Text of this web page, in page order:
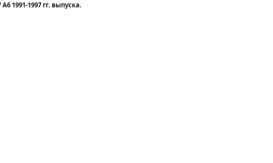
1991-1997 гг. выпуска.